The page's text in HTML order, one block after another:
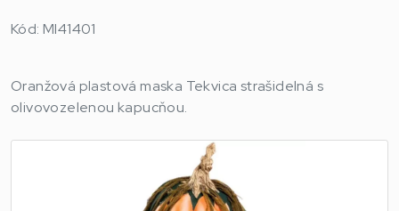
Kód: MI41401
Oranžová plastová maska Tekvica strašidelná s
olivovozelenou kapucňou.